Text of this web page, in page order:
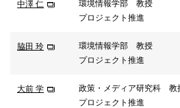
中澤 仁
環境情報学部 教授
プロジェクト推進
脇田 玲
環境情報学部 教授
プロジェクト推進
大前 学
政策・メディア研究科 教
プロジェクト推進